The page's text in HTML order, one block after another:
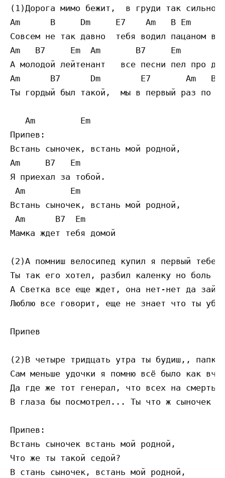
(1)Дорога мимо бежит,  в груди так сильно
Am      B     Dm     E7    Am   B Em
Cовсем не так давно  тебя водил пацаном в
Am   B7     Em  Am       B7     Em
А молодой лейтенант   все песни пел про
Am      B7      Dm        E7       Am   B7
Ты гордый был такой,  мы в первый раз по
   Am         Em
Припев:
Встань сыночек, встань мой родной,
Am     B7   Em
Я приехал за тобой.
Am         Em
Встань сыночек, встань мой родной,
Am      B7  Em
Mамка ждет тебя домой
(2)А помниш велосипед купил я первый тебе,
Ты так его хотел, разбил каленку но боль
А Светка все еще ждет, она нет-нет да
Люблю все говорит, еще не знает что ты
Припев
(2)В четыре тридцать утра ты будиш,,
Сам меньше удочки я помню всё было как
Да где же тот генерал, что всех на смерть
В глаза бы посмотрел... Ты что ж сыночек
Припев:
Встань сыночек встань мой родной,
Что же ты такой седой?
В стань сыночек, встань мой родной,